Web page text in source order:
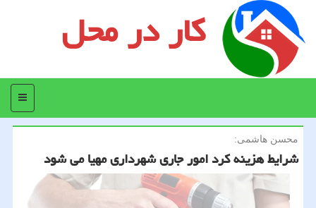
کار در محل
منو
محسن هاشمی:
شرایط هزینه كرد امور جاری شهرداری مهیا می شود